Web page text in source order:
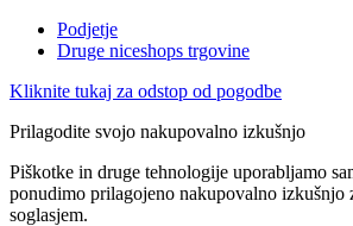
Podjetje
Druge niceshops trgovine
Kliknite tukaj za odstop od pogodbe
Prilagodite svojo nakupovalno izkušnjo
Piškotke in druge tehnologije uporabljamo
ponudimo prilagojeno nakupovalno izkušnjo
soglasjem.